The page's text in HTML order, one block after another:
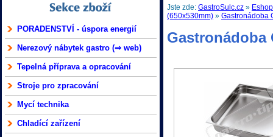
PORADENSTVÍ - úspora energií
Nerezový nábytek gastro (⇒ web)
Tepelná příprava a opracování
Stroje pro zpracování
Mycí technika
Chladící zařízení
Jste zde:GastroSulc.cz » Eshop
(650x530mm) »Gastronádoba
Gastronádoba